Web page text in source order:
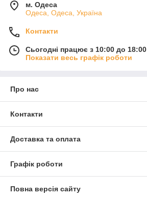
м. Одеса
Одеса, Одеса, Україна
Контакти
Сьогодні працює з 10:00 до 18:00
Показати весь графік роботи
Про нас
Контакти
Доставка та оплата
Графік роботи
Повна версія сайту